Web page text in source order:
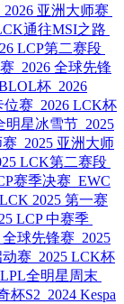
2026 亚洲大师赛
通往MSI之路
LCP第二赛段
2026 全球先锋
杯 2026
位赛 2026 LCK杯
明星冰雪节 2025
赛 2025 亚洲大师
LCK第二赛段
赛季决赛 EWC
LCK 2025 第一赛
LCP 中赛季
全球先锋赛 2025
动赛 2025 LCK杯
LPL全明星周末
杯S2 2024 Kespa